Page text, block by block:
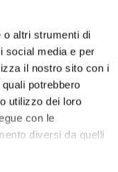
o altri strumenti di
social media e per
il nostro sito con i
potrebbero
utilizzo dei loro
con le
diversi da quelli